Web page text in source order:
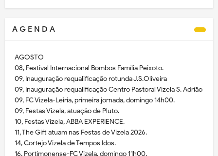
A G E N D A
AGOSTO
08, Festival Internacional Bombos Família Peixoto.
09, Inauguração requalificação rotunda J.S.Oliveira
09, Inauguração requalificação Centro Pastoral Vizela S. Adrião
09, FC Vizela-Leiria, primeira jornada, domingo 14h00.
09, Festas Vizela, atuação de Pluto.
10, Festas Vizela, ABBA EXPERIENCE.
11, The Gift atuam nas Festas de Vizela 2026.
14, Cortejo Vizela de Tempos Idos.
16, Portimonense-FC Vizela, domingo 11h00,